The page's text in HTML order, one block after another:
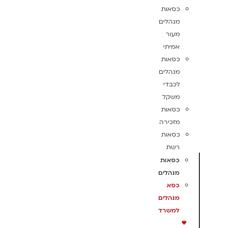
כסאות
מנהלים
מעור
אמיתי
כסאות
מנהלים
לכבדי
משקל
כסאות
מזכירה
כסאות
רשת
כסאות
מנהלים
כסא
מנהלים
למשרד